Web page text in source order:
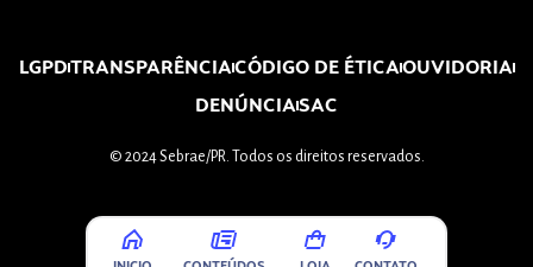
LGPDTRANSPARÊNCIACÓDIGO DE ÉTICAOUVIDORIA
DENÚNCIASAC
© 2024 Sebrae/PR. Todos os direitos reservados.